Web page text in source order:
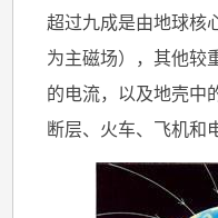
超过九成是由地球核
为主磁场），其他较
的电流，以及地壳中
断层、火车、飞机和